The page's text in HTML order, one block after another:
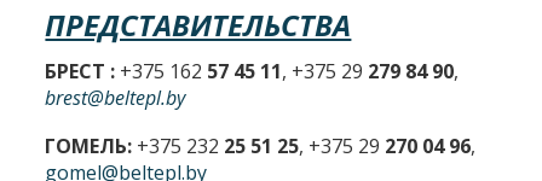
ПРЕДСТАВИТЕЛЬСТВА
БРЕСТ : +375 162 57 45 11, +375 29 279 84 90,
brest@beltepl.by
ГОМЕЛЬ: +375 232 25 51 25, +375 29 270 04 96,
gomel@beltepl.by